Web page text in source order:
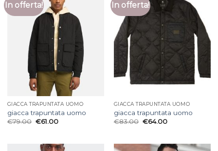
In offerta!
GIACCA TRAPUNTATA UOMO
giacca trapuntata uomo
€79.00 €61.00
In offerta!
GIACCA TRAPUNTATA UOMO
giacca trapuntata uomo
€83.00 €64.00